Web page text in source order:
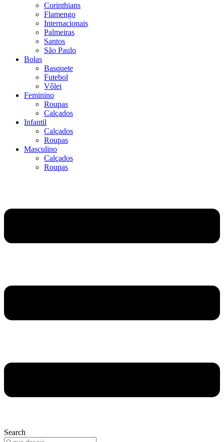
Corinthians
Flamengo
Internacionais
Palmeiras
Santos
São Paulo
Bolas
Basquete
Futebol
Vôlei
Feminino
Roupas
Calçados
Infantil
Calçados
Roupas
Masculino
Calçados
Roupas
Search